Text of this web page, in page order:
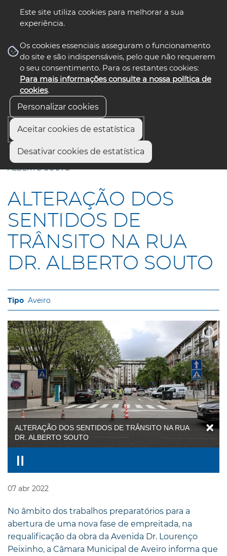
Este site utiliza cookies para melhorar a sua
experiência.
Os cookies essenciais asseguram o funcionamento
do site e são indispensáveis, pelo que não requerem
o seu consentimento. Para os restantes cookies:
Para mais informações consulte a nossa política de
cookies.
Personalizar cookies
Aceitar cookies de estatística
Desativar cookies de estatística
nos select language
Início
ALTERAÇÃO DOS SENTIDOS DE TRÂNSITO NA RUA DR.
ALBERTO SOUTO
ALTERAÇÃO DOS
SENTIDOS DE
TRÂNSITO NA RUA
DR. ALBERTO SOUTO
Aveiro
ALTERAÇÃO DOS SENTIDOS DE TRÂNSITO NA RUA
DR. ALBERTO SOUTO
07 abr 2022
No âmbito dos trabalhos preparatórios para a
abertura de uma nova fase de empreitada, na
requalificação da obra da Avenida Dr. Lourenço
Peixinho, a Câmara Municipal de Aveiro informa que